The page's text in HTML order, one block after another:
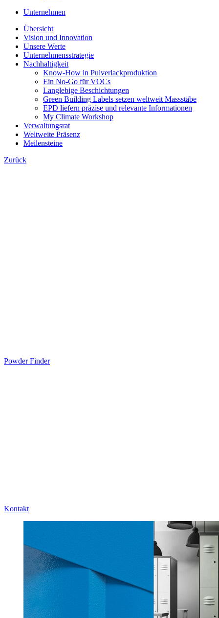
Unternehmen
Übersicht
Vision und Innovation
Unsere Werte
Unternehmensstrategie
Nachhaltigkeit
Know-How in Pulverlackproduktion
Ein No-Go für VOCs
Langlebige Beschichtungen
Green Building Labels setzen weltweit Massstäbe
EPD liefern präzise und relevante Informationen
My Climate Workshop
Verwaltungsrat
Weltweite Präsenz
Meilensteine
Zurück
Powder Finder
Kontakt